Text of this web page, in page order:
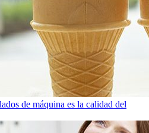
de máquina es la calidad del